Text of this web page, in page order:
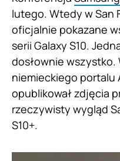
lutego. Wtedy w San
oficjalnie pokazane
serii Galaxy S10.
dosłownie wszystko.
niemieckiego portalu
opublikował zdjęcia
rzeczywisty wygląd
S10+.